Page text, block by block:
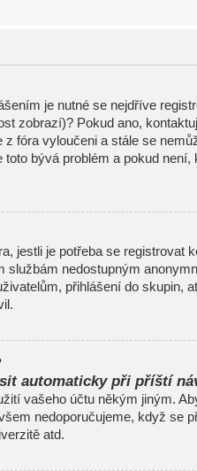
je nutné se nejdříve
zobrazí)? Pokud ano,
z fóra vyloučeni a stále se
bývá problém a pokud
jestli je potřeba se registrovat
službám nedostupným
přihlášení do skupin,
automaticky při příští
vašeho účtu někým jiným.
nedoporučujeme, když se
atd.